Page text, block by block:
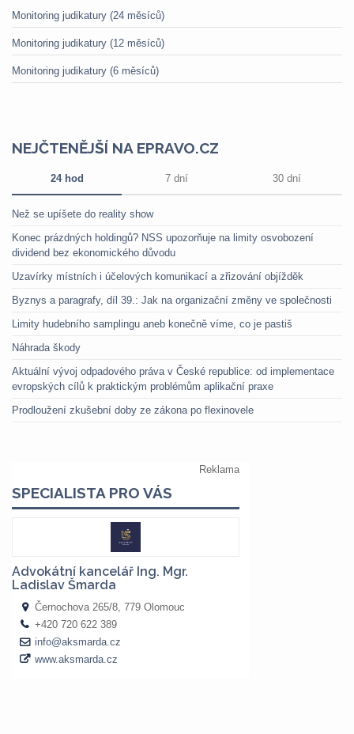
Monitoring judikatury (24 měsíců)
Monitoring judikatury (12 měsíců)
Monitoring judikatury (6 měsíců)
NEJČTENĚJŠÍ NA EPRAVO.CZ
24 hod 7 dní 30 dní
Než se upíšete do reality show
Konec prázdných holdingů? NSS upozorňuje na limity osvobození
dividend bez ekonomického důvodu
Uzavírky místních i účelových komunikací a zřizování objížděk
Byznys a paragrafy, díl 39.: Jak na organizační změny ve společnosti
Limity hudebního samplingu aneb konečně víme, co je pastiš
Náhrada škody
Aktuální vývoj odpadového práva v České republice: od implementace
evropských cílů k praktickým problémům aplikační praxe
Prodloužení zkušební doby ze zákona po flexinovele